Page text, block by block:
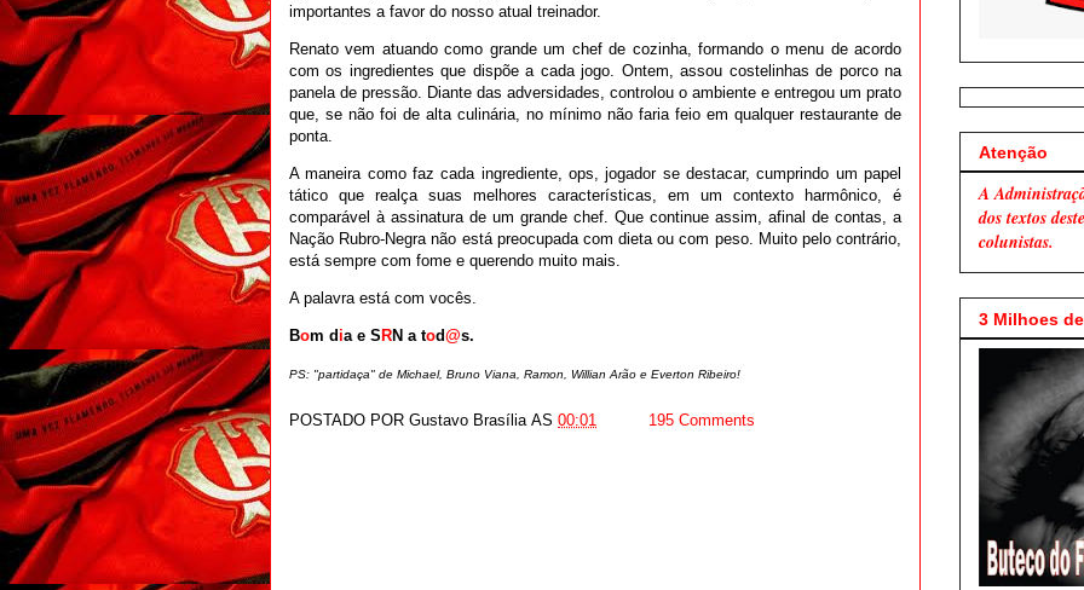
importantes a favor do nosso atual treinador.
Renato vem atuando como grande um chef de cozinha, formando o menu de acordo
com os ingredientes que dispõe a cada jogo. Ontem, assou costelinhas de porco na
panela de pressão. Diante das adversidades, controlou o ambiente e entregou um prato
que, se não foi de alta culinária, no mínimo não faria feio em qualquer restaurante de
ponta.
A maneira como faz cada ingrediente, ops, jogador se destacar, cumprindo um papel
tático que realça suas melhores características, em um contexto harmônico, é
comparável à assinatura de um grande chef. Que continue assim, afinal de contas, a
Nação Rubro-Negra não está preocupada com dieta ou com peso. Muito pelo contrário,
está sempre com fome e querendo muito mais.
A palavra está com vocês.
Bom dia e S RN a tod@s.
PS: "partidaça" de Michael, Bruno Viana, Ramon, Willian Arão e Everton Ribeiro!
POSTADO POR Gustavo Brasília AS 00:01 195 Comments
Atenção
A
dos textos
colunistas.
3 Milhoes